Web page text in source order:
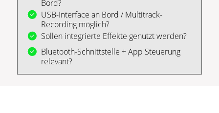
Bord?
USB-Interface an Bord / Multitrack-
Recording möglich?
Sollen integrierte Effekte genutzt werden?
Bluetooth-Schnittstelle + App Steuerung
relevant?